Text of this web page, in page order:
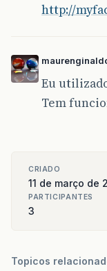
http://
Eu
Tem
CRIADO
11 de março de
PARTICIPANTES
3
Topicos